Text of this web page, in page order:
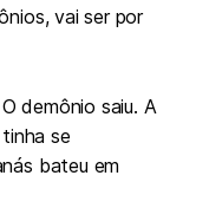
vai ser por
O demônio saiu. A
se
bateu em